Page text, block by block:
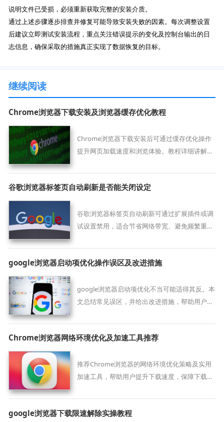
说明文件已受损，必须重新获取完整的安装介质。
通过上述步骤逐步排查并修复可能导致安装失败的因素。每次调整设置
后建议立即测试安装流程，重点关注错误提示的变化及控制台输出的日
志信息，确保采取的措施真正实现了数据恢复的目标。
继续阅读
Chrome浏览器下载安装及浏览器缓存优化教程
Chrome浏览器下载安装后可通过缓存优化操作
提升网页加载速度和浏览体验。教程详细讲解操
行，提升访问速度和性能表现。
谷歌浏览器标签页自动刷新是否能关闭设定
谷歌浏览器标签页自动刷新可通过扩展插件或调
试设置禁用，适合节省网络带宽、避免频繁重新
google浏览器启动项优化操作误区及改进措施
google浏览器启动项优化不当可能适得其反。本
文总结常见误区，并给出改进措施，帮助用户正
Chrome浏览器网络环境优化及加速工具推荐
推荐Chrome浏览器的网络环境优化策略及实用
加速工具，帮助用户提升下载速度，保障下载安
google浏览器下载限速解除实操教程